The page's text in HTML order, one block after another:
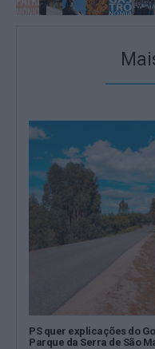
PS quer explicações do
Parque da Serra de São